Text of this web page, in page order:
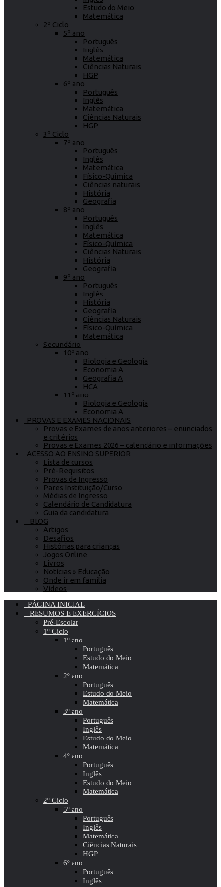
Estudo do Meio
Matemática
2º Ciclo
5º ano
Português
Inglês
Matemática
Ciências Naturais
HGP
6º ano
Português
Inglês
Matemática
Ciências Naturais
HGP
3º Ciclo
7º ano
Português
Inglês
Matemática
Físico-Química
Ciências naturais
História
Geografia
8º ano
Português
Inglês
Matemática
Físico-Química
Ciências Naturais
História
Geografia
9º ano
Português
Inglês
História
Geografia
Ciências Naturais
Físico-Química
Matemática
Secundário
10º ano
Biologia e Geologia
Economia A
Geografia A
HCA
11º ano
Biologia e Geologia
Economia A
PROVAS E EXAMES NACIONAIS
Provas e Exames de anos anteriores – enunciados
e critérios
Provas e Exames 2026 – calendário e informações
ACESSO AO ENSINO SUPERIOR
Lista de cursos
Pré-Requisitos
Provas de Ingresso
Pares Instituição/Curso
Médias de Ingresso
Calendário de Candidatura
Guia da candidatura
BLOG
Artigos
Desafios
Histórias para crianças
Jogos Online
Livros
Notícias » Educação
Onde ir em família
Vídeos
PÁGINA INICIAL
RESUMOS E EXERCÍCIOS
Pré-Escolar
1º Ciclo
1º ano
Português
Estudo do Meio
Matemática
2º ano
Português
Estudo do Meio
Matemática
3º ano
Português
Inglês
Estudo do Meio
Matemática
4º ano
Português
Inglês
Estudo do Meio
Matemática
2º Ciclo
5º ano
Português
Inglês
Matemática
Ciências Naturais
HGP
6º ano
Português
Inglês